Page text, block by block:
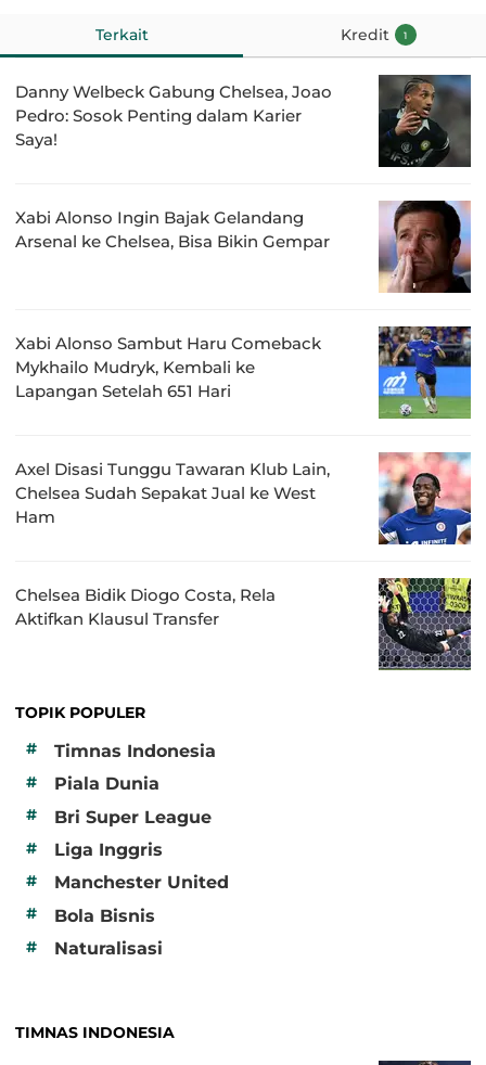
Terkait Kredit 1
Danny Welbeck Gabung Chelsea, Joao
Pedro: Sosok Penting dalam Karier
Saya!
Xabi Alonso Ingin Bajak Gelandang
Arsenal ke Chelsea, Bisa Bikin Gempar
Xabi Alonso Sambut Haru Comeback
Mykhailo Mudryk, Kembali ke
Lapangan Setelah 651 Hari
Axel Disasi Tunggu Tawaran Klub Lain,
Chelsea Sudah Sepakat Jual ke West
Ham
Chelsea Bidik Diogo Costa, Rela
Aktifkan Klausul Transfer
TOPIK POPULER
#
Timnas Indonesia
# Piala Dunia
# Bri Super League
# Liga Inggris
# Manchester United
# Bola Bisnis
# Naturalisasi
TIMNAS INDONESIA